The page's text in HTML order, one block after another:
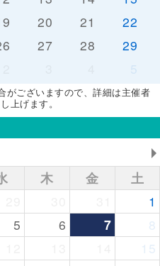
20 21
22
27 28
29
5
がございますので、詳細は主催者
上げます。
木 金
土
1
5 6 7
8
15